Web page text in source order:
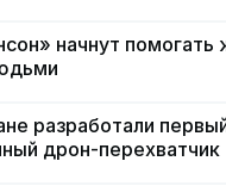
начнут помогать
разработали
дрон-перехватчик